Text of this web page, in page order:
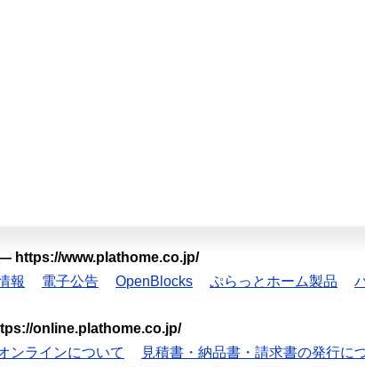
https://www.plathome.co.jp/
報 電子公告 OpenBlocks ぷらっとホーム製品
online.plathome.co.jp/
ンラインについて 見積書・納品書・請求書の発行に